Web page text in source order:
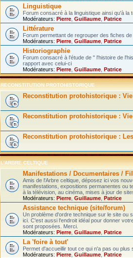
Linguistique
Forum consacré à la linguistique ainsi qu'à la
Modérateurs: Pierre Guillaume Patrice
Littérature
Forum permettant de regrouper des fiches
Modérateurs: Pierre Guillaume Patrice
Historiographie
Forum consacré à l'étude de " l'histoire de
rapport avec celui-ci
Modérateurs: Pierre Guillaume Patrice
RECONSTITUTION PROTOHISTORIQUE
Reconstitution protohistorique :
Reconstitution protohistorique :
Reconstitution protohistorique :
L'ARBRE CELTIQUE
Manifestations / Documentaires /
Amis de l'Arbre celtique, déposez ici vos
manifestations, expositions permanentes ou
à la télévision, au cinéma, mises à jour de
Modérateurs: Pierre Guillaume Patrice
Assistance technique (site/forum)
Un problème d'ordre technique sur le site ou
ici. C'est aussi l'endroit idéal pour donner
sont proposées. Merci.
Modérateurs: Pierre Guillaume Patrice
La 'foire à tout'
Permet d'accueillir tout ce qui n'a pas ou
Modérateurs: Pierre Guillaume Patrice